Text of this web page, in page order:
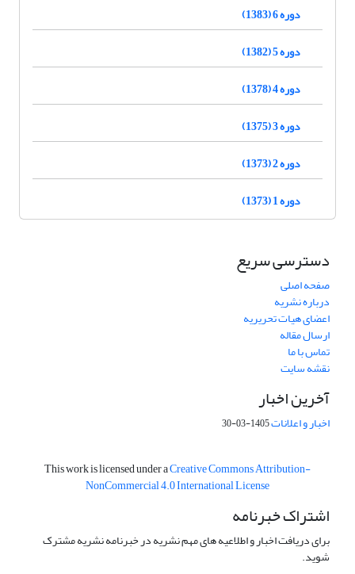
دوره 6 (1383)
دوره 5 (1382)
دوره 4 (1378)
دوره 3 (1375)
دوره 2 (1373)
دوره 1 (1373)
دسترسی سریع
صفحه اصلی
درباره نشریه
اعضای هیات تحریریه
ارسال مقاله
تماس با ما
نقشه سایت
آخرین اخبار
اخبار و اعلانات1405-03-30
This work is licensed under aCreative Commons Attribution-
NonCommercial 4.0 International License
اشتراک خبرنامه
برای دریافت اخبار و اطلاعیه های مهم نشریه در خبرنامه نشریه مشترک
شوید.